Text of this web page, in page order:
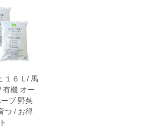
１６ L / 馬
有機 オー
ブ 野菜
つ / お得